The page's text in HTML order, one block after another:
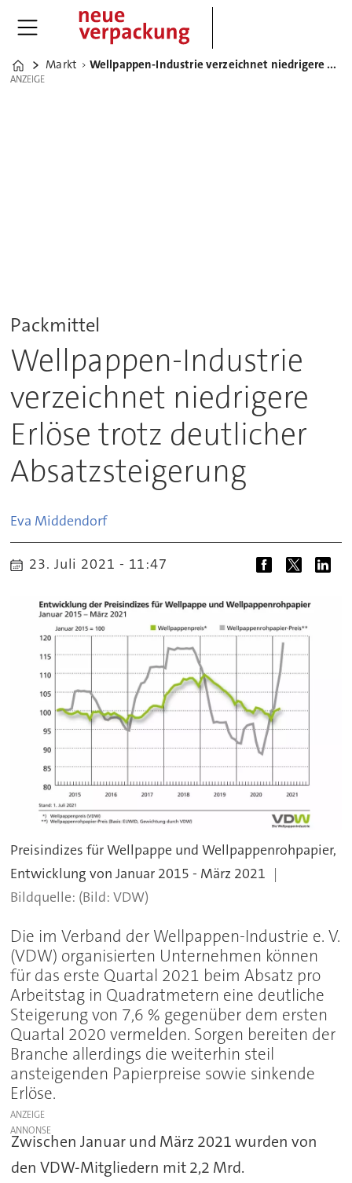
Home
Markt Wellpappen-Industrie verzeichnet niedrigere Erlöse trotz deutlicher Absatzsteigerung
ANZEIGE
ANZEIGE
Packmittel
Wellpappen-Industrie
verzeichnet niedrigere
Erlöse trotz deutlicher
Absatzsteigerung
Eva Middendorf
23. Juli 2021 - 11:47
Preisindizes für Wellpappe und Wellpappenrohpapier,
Entwicklung von Januar 2015 - März 2021
(Bild: VDW)
Die im Verband der Wellpappen-Industrie e. V.
(VDW) organisierten Unternehmen können
für das erste Quartal 2021 beim Absatz pro
Arbeitstag in Quadratmetern eine deutliche
Steigerung von 7,6 % gegenüber dem ersten
Quartal 2020 vermelden. Sorgen bereiten der
Branche allerdings die weiterhin steil
ansteigenden Papierpreise sowie sinkende
Erlöse.
ANZEIGE
Zwischen Januar und März 2021 wurden von
den VDW-Mitgliedern mit 2,2 Mrd.